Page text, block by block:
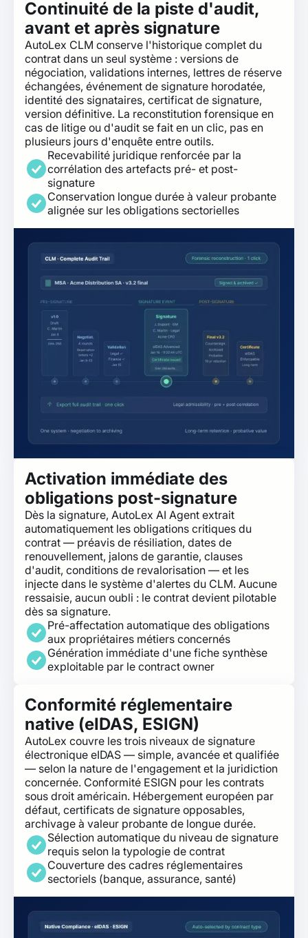
Continuité de la piste d'audit,
avant et après signature
AutoLex CLM conserve l'historique complet du
contrat dans un seul système : versions de
négociation, validations internes, lettres de réserve
échangées, événement de signature horodatée,
identité des signataires, certificat de signature,
version définitive. La reconstitution forensique en
cas de litige ou d'audit se fait en un clic, pas en
plusieurs jours d'enquête entre outils.
Recevabilité juridique renforcée par la
corrélation des artefacts pré- et post-
signature
Conservation longue durée à valeur probante
alignée sur les obligations sectorielles
Activation immédiate des
obligations post-signature
Dès la signature, AutoLex AI Agent extrait
automatiquement les obligations critiques du
contrat — préavis de résiliation, dates de
renouvellement, jalons de garantie, clauses
d'audit, conditions de revalorisation — et les
injecte dans le système d'alertes du CLM. Aucune
ressaisie, aucun oubli : le contrat devient pilotable
dès sa signature.
Pré-affectation automatique des obligations
aux propriétaires métiers concernés
Génération immédiate d'une fiche synthèse
exploitable par le contract owner
Conformité réglementaire
native (eIDAS, ESIGN)
AutoLex couvre les trois niveaux de signature
électronique eIDAS — simple, avancée et qualifiée
— selon la nature de l'engagement et la juridiction
concernée. Conformité ESIGN pour les contrats
sous droit américain. Hébergement européen par
défaut, certificats de signature opposables,
archivage à valeur probante de longue durée.
Sélection automatique du niveau de signature
requis selon la typologie de contrat
Couverture des cadres réglementaires
sectoriels (banque, assurance, santé)